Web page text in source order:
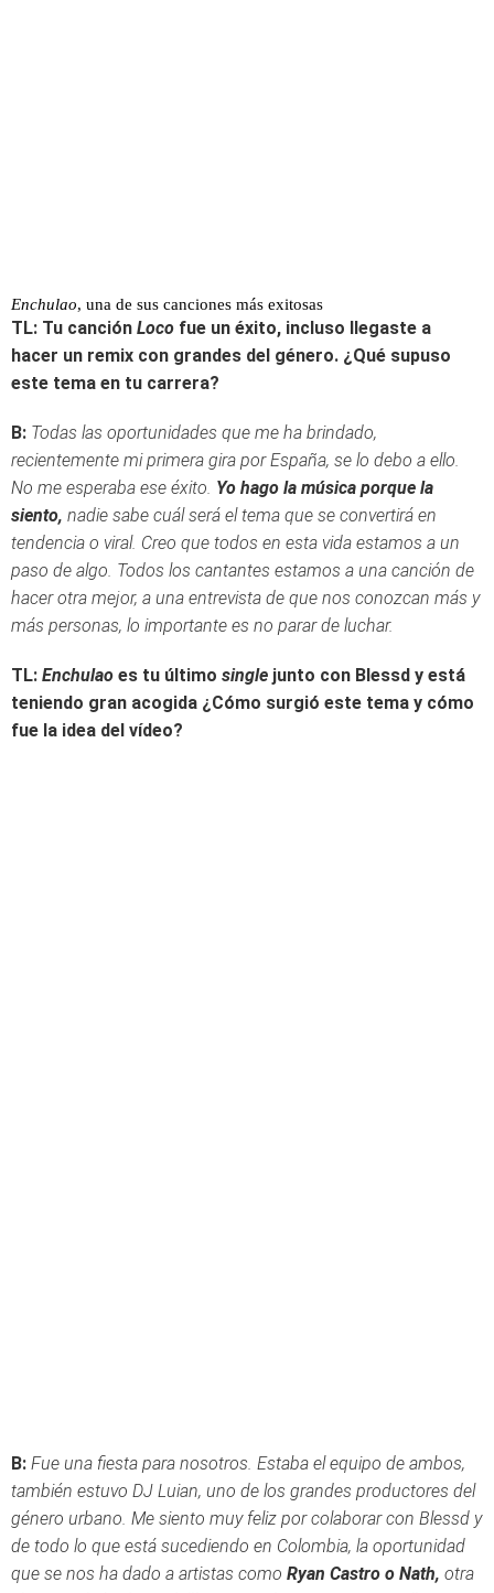
Enchulao, una de sus canciones más exitosas
TL: Tu canción Loco fue un éxito, incluso llegaste a
hacer un remix con grandes del género. ¿Qué supuso
este tema en tu carrera?
B: Todas las oportunidades que me ha brindado,
recientemente mi primera gira por España, se lo debo a ello.
No me esperaba ese éxito. Yo hago la música porque la
siento, nadie sabe cuál será el tema que se convertirá en
tendencia o viral. Creo que todos en esta vida estamos a un
paso de algo. Todos los cantantes estamos a una canción de
hacer otra mejor, a una entrevista de que nos conozcan más y
más personas, lo importante es no parar de luchar.
TL: Enchulao es tu último single junto con Blessd y está
teniendo gran acogida ¿Cómo surgió este tema y cómo
fue la idea del vídeo?
B: Fue una fiesta para nosotros. Estaba el equipo de ambos,
también estuvo DJ Luian, uno de los grandes productores del
género urbano. Me siento muy feliz por colaborar con Blessd y
de todo lo que está sucediendo en Colombia, la oportunidad
que se nos ha dado a artistas como Ryan Castro o Nath, otra